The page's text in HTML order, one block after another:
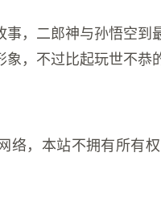
，二郎神与孙悟空到
，不过比起玩世不恭
络，本站不拥有所有